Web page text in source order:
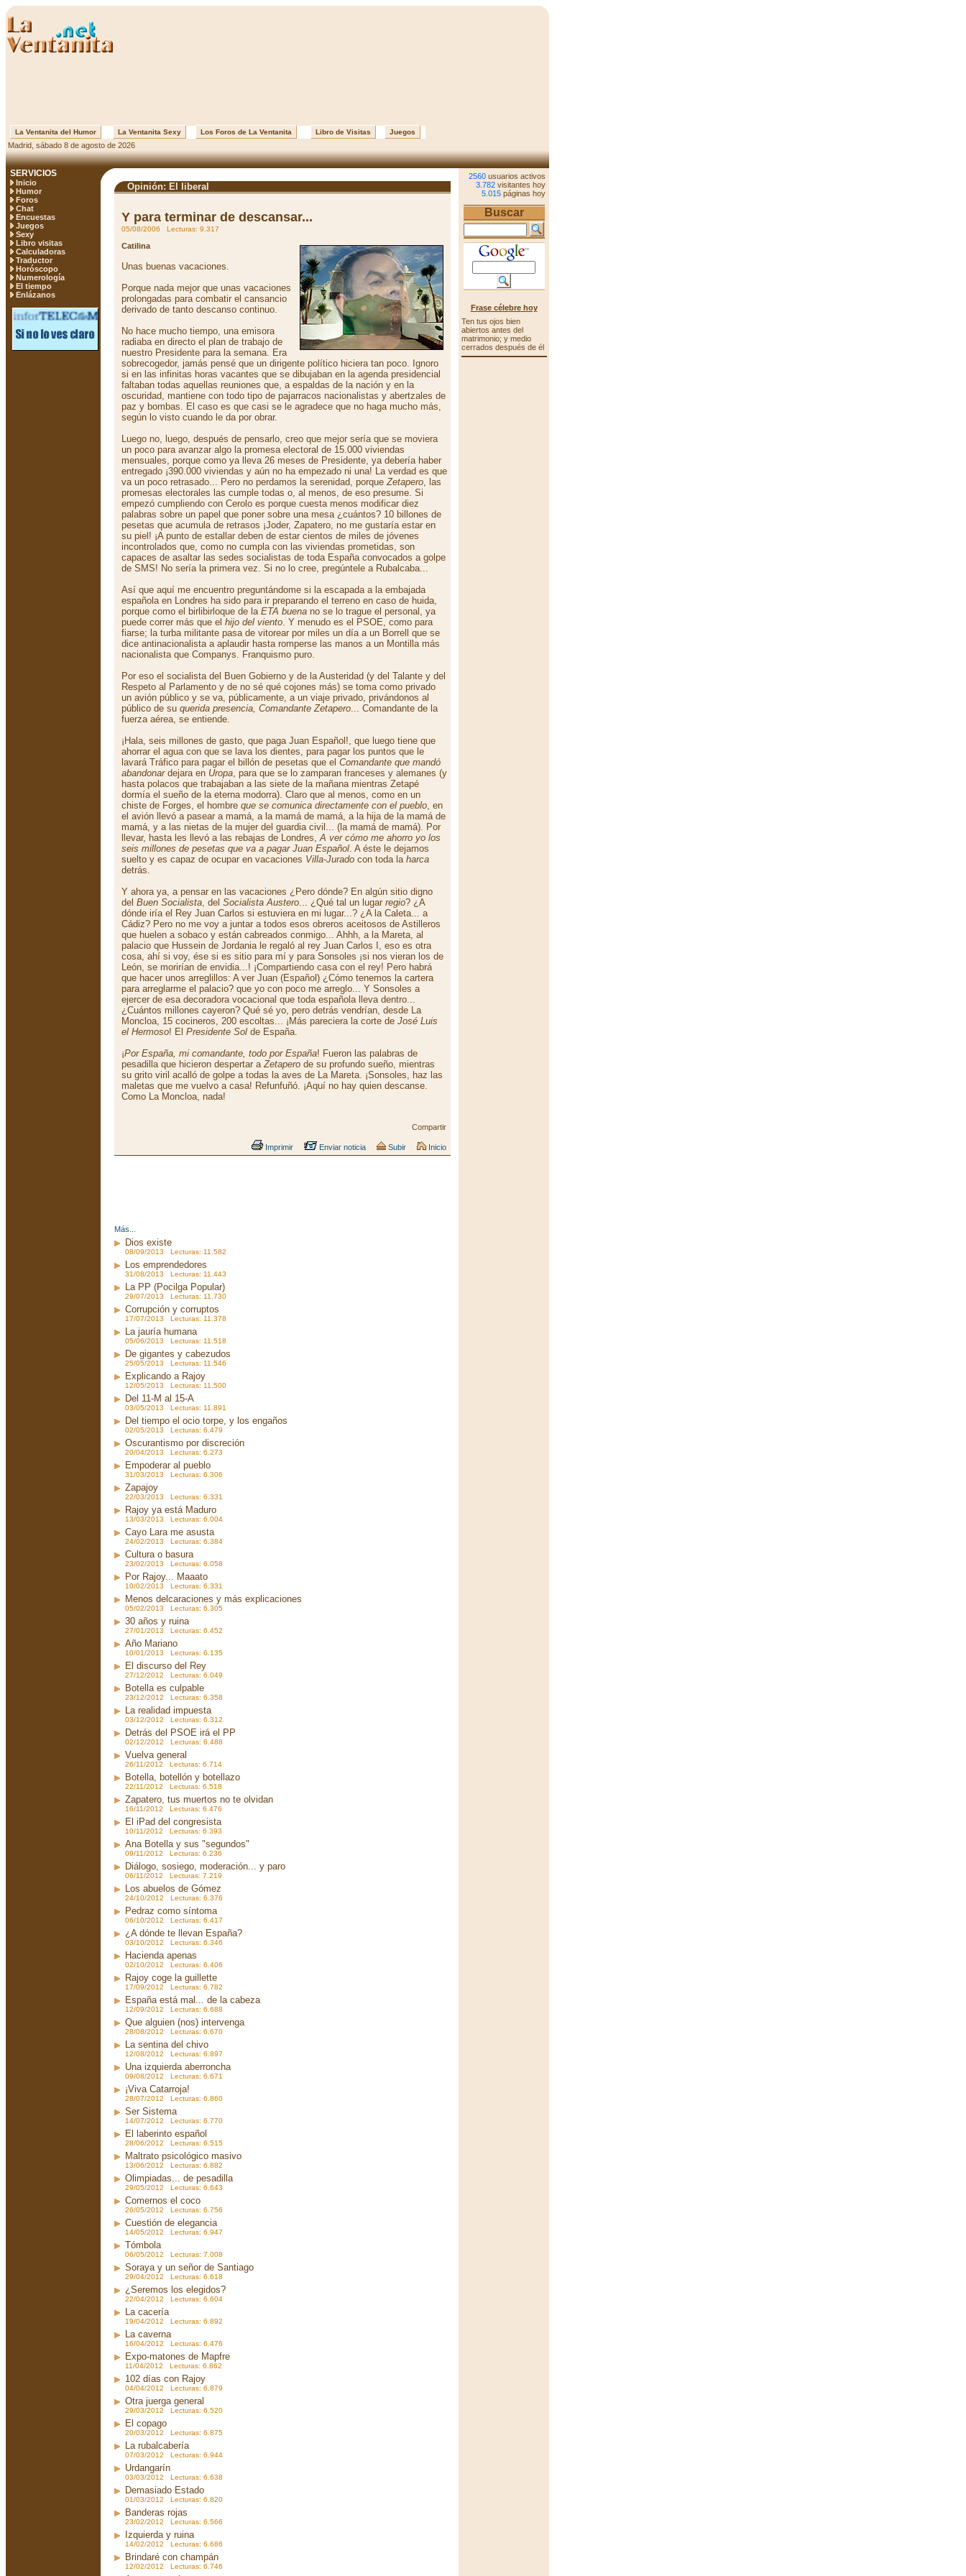
La Ventanita del Humor La Ventanita Sexy Los Foros de La Ventanita Libro de Visitas Juegos
Madrid, sábado 8 de agosto de 2026
SERVICIOS
Inicio
Humor
Foros
Chat
Encuestas
Juegos
Sexy
Libro visitas
Calculadoras
Traductor
Horóscopo
Numerología
El tiempo
Enlázanos
Opinión: El liberal
Y para terminar de descansar...
05/08/2006 Lecturas: 9.317
Catilina
Unas buenas vacaciones.
Porque nada mejor que unas vacaciones
prolongadas para combatir el cansancio
derivado de tanto descanso continuo.
No hace mucho tiempo, una emisora
radiaba en directo el plan de trabajo de
nuestro Presidente para la semana. Era
sobrecogedor, jamás pensé que un dirigente político hiciera tan poco. Ignoro
si en las infinitas horas vacantes que se dibujaban en la agenda presidencial
faltaban todas aquellas reuniones que, a espaldas de la nación y en la
oscuridad, mantiene con todo tipo de pajarracos nacionalistas y abertzales de
paz y bombas. El caso es que casi se le agradece que no haga mucho más,
según lo visto cuando le da por obrar.
Luego no, luego, después de pensarlo, creo que mejor sería que se moviera
un poco para avanzar algo la promesa electoral de 15.000 viviendas
mensuales, porque como ya lleva 26 meses de Presidente, ya debería haber
entregado ¡390.000 viviendas y aún no ha empezado ni una! La verdad es que
va un poco retrasado... Pero no perdamos la serenidad, porqueZetapero, las
promesas electorales las cumple todas o, al menos, de eso presume. Si
empezó cumpliendo con Cerolo es porque cuesta menos modificar diez
palabras sobre un papel que poner sobre una mesa ¿cuántos? 10 billones de
pesetas que acumula de retrasos ¡Joder, Zapatero, no me gustaría estar en
su piel! ¡A punto de estallar deben de estar cientos de miles de jóvenes
incontrolados que, como no cumpla con las viviendas prometidas, son
capaces de asaltar las sedes socialistas de toda España convocados a golpe
de SMS! No sería la primera vez. Si no lo cree, pregúntele a Rubalcaba...
Así que aquí me encuentro preguntándome si la escapada a la embajada
española en Londres ha sido para ir preparando el terreno en caso de huida,
porque como el birlibirloque de la ETA buena no se lo trague el personal, ya
puede correr más que el hijo del viento. Y menudo es el PSOE, como para
fiarse; la turba militante pasa de vitorear por miles un día a un Borrell que se
dice antinacionalista a aplaudir hasta romperse las manos a un Montilla más
nacionalista que Companys. Franquismo puro.
Por eso el socialista del Buen Gobierno y de la Austeridad (y del Talante y del
Respeto al Parlamento y de no sé qué cojones más) se toma como privado
un avión público y se va, públicamente, a un viaje privado, privándonos al
público de su querida presencia, Comandante Zetapero... Comandante de la
fuerza aérea, se entiende.
¡Hala, seis millones de gasto, que paga Juan Español!, que luego tiene que
ahorrar el agua con que se lava los dientes, para pagar los puntos que le
lavará Tráfico para pagar el billón de pesetas que el Comandante que mandó
abandonardejara en Uropa, para que se lo zamparan franceses y alemanes (y
hasta polacos que trabajaban a las siete de la mañana mientras Zetapé
dormía el sueño de la eterna modorra). Claro que al menos, como en un
chiste de Forges, el hombre que se comunica directamente con el pueblo, en
el avión llevó a pasear a mamá, a la mamá de mamá, a la hija de la mamá de
mamá, y a las nietas de la mujer del guardia civil... (la mamá de mamá). Por
llevar, hasta les llevó a las rebajas de Londres,A ver cómo me ahorro yo los
seis millones de pesetas que va a pagar Juan Español. A éste le dejamos
suelto y es capaz de ocupar en vacaciones Villa-Jurado con toda la harca
detrás.
Y ahora ya, a pensar en las vacaciones ¿Pero dónde? En algún sitio digno
del Buen Socialista, del Socialista Austero... ¿Qué tal un lugar regio? ¿A
dónde iría el Rey Juan Carlos si estuviera en mi lugar...? ¿A la Caleta... a
Cádiz? Pero no me voy a juntar a todos esos obreros aceitosos de Astilleros
que huelen a sobaco y están cabreados conmigo... Ahhh, a la Mareta, al
palacio que Hussein de Jordania le regaló al rey Juan Carlos I, eso es otra
cosa, ahí si voy, ése si es sitio para mí y para Sonsoles ¡si nos vieran los de
León, se morirían de envidia...! ¡Compartiendo casa con el rey! Pero habrá
que hacer unos arreglillos: A ver Juan (Español) ¿Cómo tenemos la cartera
para arreglarme el palacio? que yo con poco me arreglo... Y Sonsoles a
ejercer de esa decoradora vocacional que toda española lleva dentro...
¿Cuántos millones cayeron? Qué sé yo, pero detrás vendrían, desde La
Moncloa, 15 cocineros, 200 escoltas... ¡Más pareciera la corte de José Luis
el Hermoso! El Presidente Sol de España.
¡Por España, mi comandante, todo por España! Fueron las palabras de
pesadilla que hicieron despertar aZetapero de su profundo sueño, mientras
su grito viril acalló de golpe a todas la aves de La Mareta. ¡Sonsoles, haz las
maletas que me vuelvo a casa! Refunfuñó. ¡Aquí no hay quien descanse.
Como La Moncloa, nada!
Compartir
Imprimir Enviar noticia Subir Inicio
Más...
Dios existe
08/09/2013 Lecturas: 11.582
Los emprendedores
31/08/2013 Lecturas: 11.443
La PP (Pocilga Popular)
29/07/2013 Lecturas: 11.730
Corrupción y corruptos
17/07/2013 Lecturas: 11.378
La jauría humana
05/06/2013 Lecturas: 11.518
De gigantes y cabezudos
25/05/2013 Lecturas: 11.546
Explicando a Rajoy
12/05/2013 Lecturas: 11.500
Del 11-M al 15-A
03/05/2013 Lecturas: 11.891
Del tiempo el ocio torpe, y los engaños
02/05/2013 Lecturas: 6.479
Oscurantismo por discreción
20/04/2013 Lecturas: 6.273
Empoderar al pueblo
31/03/2013 Lecturas: 6.306
Zapajoy
22/03/2013 Lecturas: 6.331
Rajoy ya está Maduro
13/03/2013 Lecturas: 6.004
Cayo Lara me asusta
24/02/2013 Lecturas: 6.384
Cultura o basura
23/02/2013 Lecturas: 6.058
Por Rajoy... Maaato
10/02/2013 Lecturas: 6.331
Menos delcaraciones y más explicaciones
05/02/2013 Lecturas: 6.305
30 años y ruina
27/01/2013 Lecturas: 6.452
Año Mariano
10/01/2013 Lecturas: 6.135
El discurso del Rey
27/12/2012 Lecturas: 6.049
Botella es culpable
23/12/2012 Lecturas: 6.358
La realidad impuesta
03/12/2012 Lecturas: 6.312
Detrás del PSOE irá el PP
02/12/2012 Lecturas: 6.488
Vuelva general
26/11/2012 Lecturas: 6.714
Botella, botellón y botellazo
22/11/2012 Lecturas: 6.518
Zapatero, tus muertos no te olvidan
16/11/2012 Lecturas: 6.476
El iPad del congresista
10/11/2012 Lecturas: 6.393
Ana Botella y sus "segundos"
09/11/2012 Lecturas: 6.236
Diálogo, sosiego, moderación... y paro
06/11/2012 Lecturas: 7.219
Los abuelos de Gómez
24/10/2012 Lecturas: 6.376
Pedraz como síntoma
06/10/2012 Lecturas: 6.417
¿A dónde te llevan España?
03/10/2012 Lecturas: 6.346
Hacienda apenas
02/10/2012 Lecturas: 6.406
Rajoy coge la guillette
17/09/2012 Lecturas: 6.782
España está mal... de la cabeza
12/09/2012 Lecturas: 6.688
Que alguien (nos) intervenga
28/08/2012 Lecturas: 6.670
La sentina del chivo
12/08/2012 Lecturas: 6.897
Una izquierda aberroncha
09/08/2012 Lecturas: 6.671
¡Viva Catarroja!
28/07/2012 Lecturas: 6.860
Ser Sistema
14/07/2012 Lecturas: 6.770
El laberinto español
28/06/2012 Lecturas: 6.515
Maltrato psicológico masivo
13/06/2012 Lecturas: 6.882
Olimpiadas... de pesadilla
29/05/2012 Lecturas: 6.643
Comernos el coco
26/05/2012 Lecturas: 6.756
Cuestión de elegancia
14/05/2012 Lecturas: 6.947
Tómbola
06/05/2012 Lecturas: 7.008
Soraya y un señor de Santiago
29/04/2012 Lecturas: 6.618
¿Seremos los elegidos?
22/04/2012 Lecturas: 6.604
La cacería
19/04/2012 Lecturas: 6.892
La caverna
16/04/2012 Lecturas: 6.476
Expo-matones de Mapfre
11/04/2012 Lecturas: 6.862
102 días con Rajoy
04/04/2012 Lecturas: 6.879
Otra juerga general
29/03/2012 Lecturas: 6.520
El copago
20/03/2012 Lecturas: 6.875
La rubalcabería
07/03/2012 Lecturas: 6.944
Urdangarín
03/03/2012 Lecturas: 6.638
Demasiado Estado
01/03/2012 Lecturas: 6.820
Banderas rojas
23/02/2012 Lecturas: 6.566
Izquierda y ruina
14/02/2012 Lecturas: 6.686
Brindaré con champán
12/02/2012 Lecturas: 6.746
2560 usuarios activos
3.782 visitantes hoy
5.015 páginas hoy
Buscar
Frase célebre hoy
Ten tus ojos bien
abiertos antes del
matrimonio; y medio
cerrados después de él